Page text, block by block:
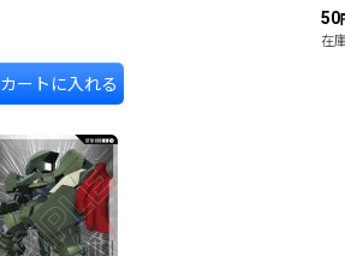
カートに入れる
50
在